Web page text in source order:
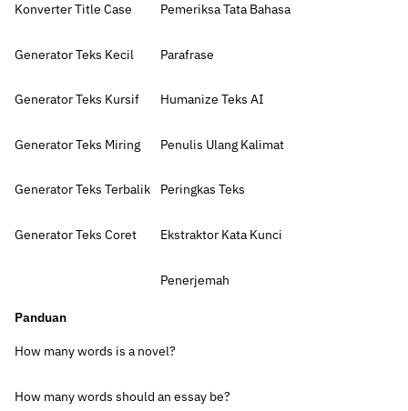
Konverter Title Case
Generator Teks Kecil
Generator Teks Kursif
Generator Teks Miring
Generator Teks Terbalik
Generator Teks Coret
Pemeriksa Tata Bahasa
Parafrase
Humanize Teks AI
Penulis Ulang Kalimat
Peringkas Teks
Ekstraktor Kata Kunci
Penerjemah
Panduan
How many words is a novel?
How many words should an essay be?